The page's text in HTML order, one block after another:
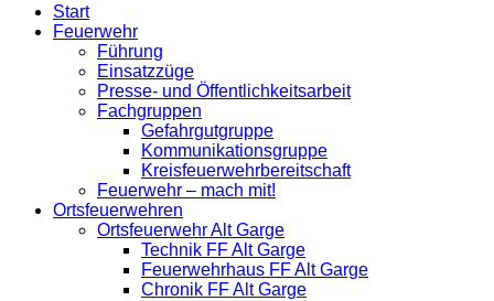
Start
Feuerwehr
Führung
Einsatzzüge
Presse- und Öffentlichkeitsarbeit
Fachgruppen
Gefahrgutgruppe
Kommunikationsgruppe
Kreisfeuerwehrbereitschaft
Feuerwehr – mach mit!
Ortsfeuerwehren
Ortsfeuerwehr Alt Garge
Technik FF Alt Garge
Feuerwehrhaus FF Alt Garge
Chronik FF Alt Garge